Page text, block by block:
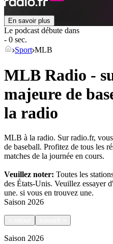
En savoir plus
Le podcast débute dans
- 0 sec.
Sport MLB
MLB Radio -
majeure de
la radio
MLB à la radio. Sur radio.fr,
de baseball. Profitez de tous les
matches de la journée en cours.
Veuillez noter: Toutes les
des États-Unis. Veuillez essayer
une. si vous en trouvez une.
Saison 2026
Saison 2026